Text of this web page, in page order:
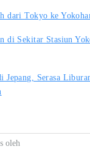
dari Tokyo ke
di Sekitar Stasiun
Jepang, Serasa
oleh